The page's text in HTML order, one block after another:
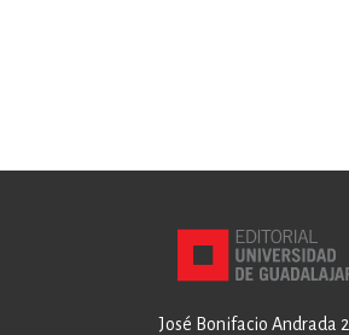
José Bonifacio Andrada